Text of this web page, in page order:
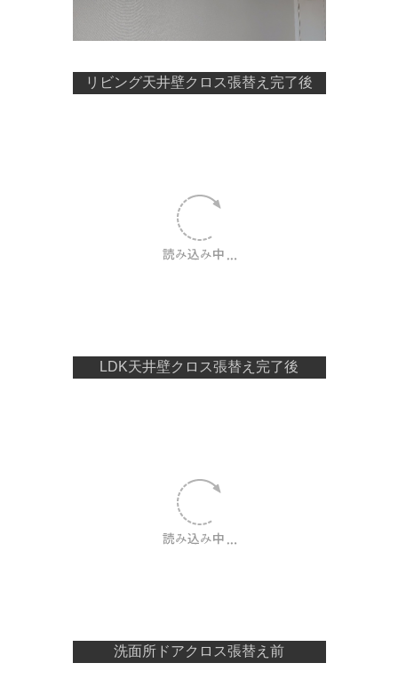
リビング天井壁クロス張替え完了後
LDK天井壁クロス張替え完了後
洗面所ドアクロス張替え前